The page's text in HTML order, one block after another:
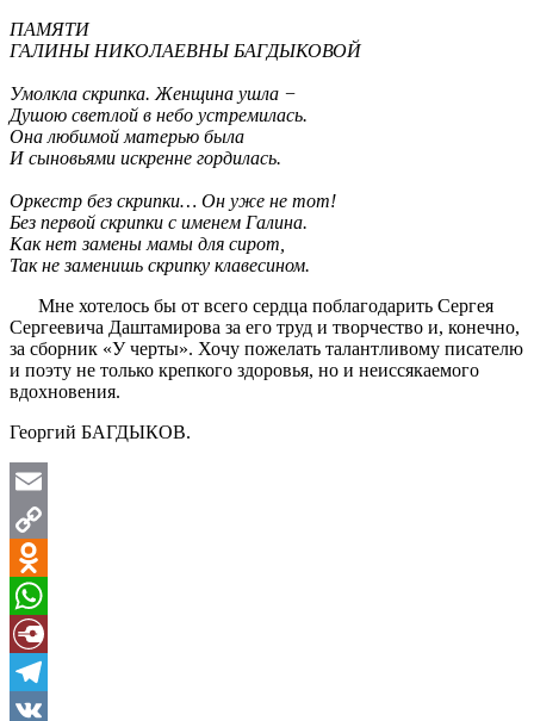
ПАМЯТИ
ГАЛИНЫ НИКОЛАЕВНЫ БАГДЫКОВОЙ
Умолкла скрипка. Женщина ушла −
Душою светлой в небо устремилась.
Она любимой матерью была
И сыновьями искренне гордилась.
Оркестр без скрипки… Он уже не тот!
Без первой скрипки с именем Галина.
Как нет замены мамы для сирот,
Так не заменишь скрипку клавесином.
Мне хотелось бы от всего сердца поблагодарить Сергея
Сергеевича Даштамирова за его труд и творчество и, конечно,
за сборник «У черты». Хочу пожелать талантливому писателю
и поэту не только крепкого здоровья, но и неиссякаемого
вдохновения.
Георгий БАГДЫКОВ.
Email
Copy
Link
Odnoklassniki
WhatsApp
Diary.Ru
Telegram